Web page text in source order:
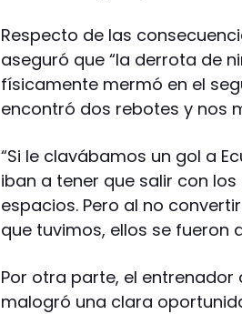
Respecto de las
aseguró que “la derrota de
físicamente mermó en el
encontró dos rebotes y nos
“Si le clavábamos un gol a
iban a tener que salir con
espacios. Pero al no
que tuvimos, ellos se fueron
Por otra parte, el entrenador
malogró una clara